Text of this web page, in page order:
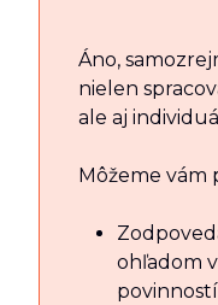
Áno,
nielen
ale aj
Môžeme
ohľadom